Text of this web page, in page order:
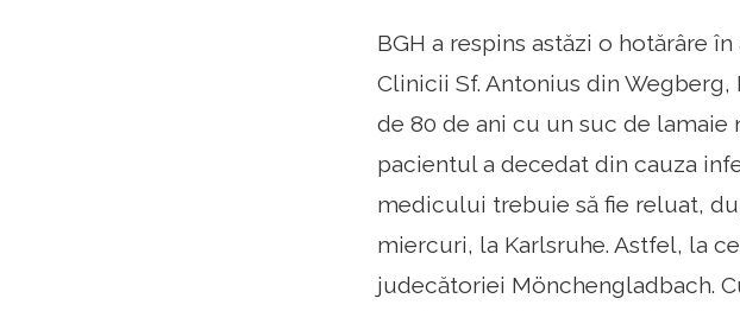
BGH a respins astăzi o hotărâre
Clinicii Sf. Antonius din
de 80 de ani cu un suc de
pacientul a decedat din cauza
medicului trebuie să fie reluat,
miercuri, la Karlsruhe. Astfel, la
judecătoriei Mönchengladbach.